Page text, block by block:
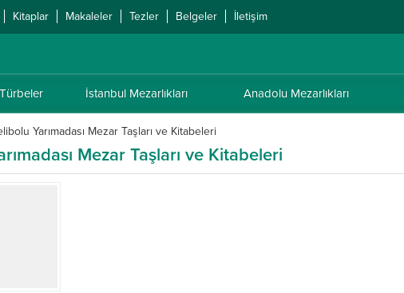
Kitaplar Makaleler Tezler Belgeler İletişim
Türbeler İstanbul Mezarlıkları Anadolu Mezarlıkları
Yarımadası Mezar Taşları ve Kitabeleri
Mezar Taşları ve Kitabeleri